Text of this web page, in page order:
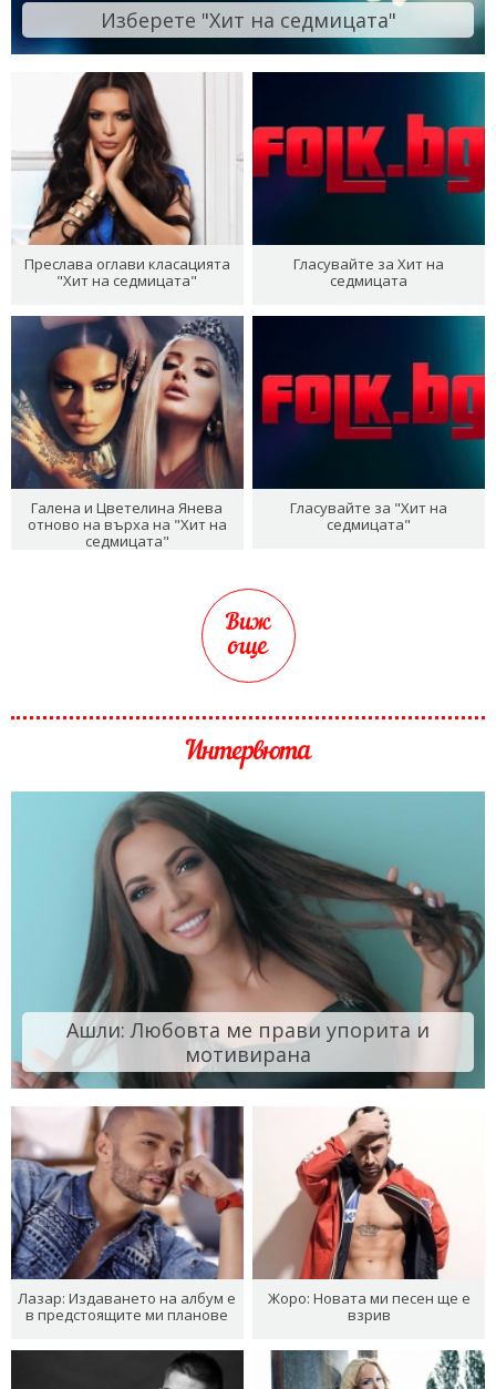
Изберете "Хит на седмицата"
Преслава оглави класацията
"Хит на седмицата"
Гласувайте за Хит на
седмицата
Галена и Цветелина Янева
отново на върха на "Хит на
седмицата"
Гласувайте за "Хит на
седмицата"
Виж
още
Интервюта
Ашли: Любовта ме прави упорита и
мотивирана
Лазар: Издаването на албум е
в предстоящите ми планове
Жоро: Новата ми песен ще е
взрив